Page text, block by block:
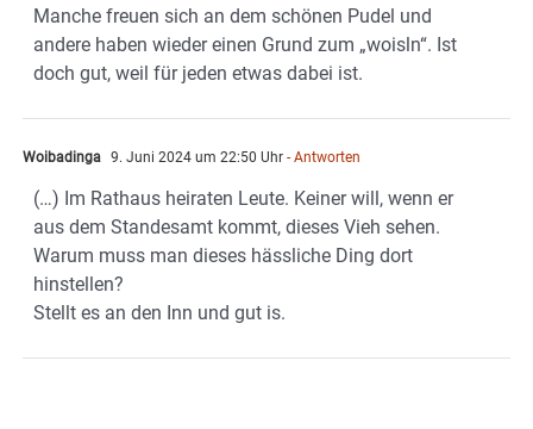
Manche freuen sich an dem schönen Pudel und
andere haben wieder einen Grund zum „woisln“. Ist
doch gut, weil für jeden etwas dabei ist.
Woibadinga 9. Juni 2024 um 22:50 Uhr - Antworten
(…) Im Rathaus heiraten Leute. Keiner will, wenn er
aus dem Standesamt kommt, dieses Vieh sehen.
Warum muss man dieses hässliche Ding dort
hinstellen?
Stellt es an den Inn und gut is.